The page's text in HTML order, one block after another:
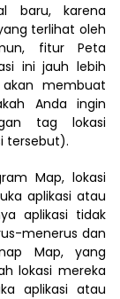
baru, karena
terlihat oleh
fitur Peta
ini jauh lebih
membuat
Anda ingin
tag lokasi
tersebut).
Map, lokasi
aplikasi atau
aplikasi tidak
menerus dan
Map, yang
lokasi mereka
aplikasi atau